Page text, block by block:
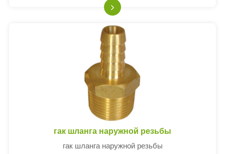
гак шланга наружной резьбы
гак шланга наружной резьбы